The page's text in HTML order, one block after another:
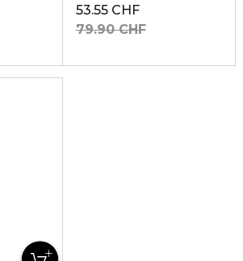
53.55 CHF
79.90 CHF